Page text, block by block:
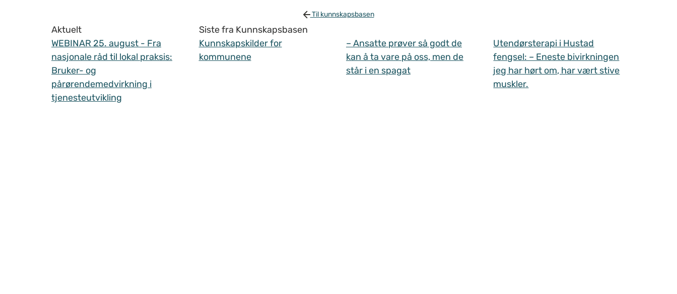
Til kunnskapsbasen
Aktuelt
WEBINAR 25. august - Fra
nasjonale råd til lokal praksis:
Bruker- og
pårørendemedvirkning i
tjenesteutvikling
Siste fra Kunnskapsbasen
Kunnskapskilder for
kommunene
– Ansatte prøver så godt de
kan å ta vare på oss, men de
står i en spagat
Utendørsterapi i Hustad
fengsel: – Eneste bivirkningen
jeg har hørt om, har vært stive
muskler.